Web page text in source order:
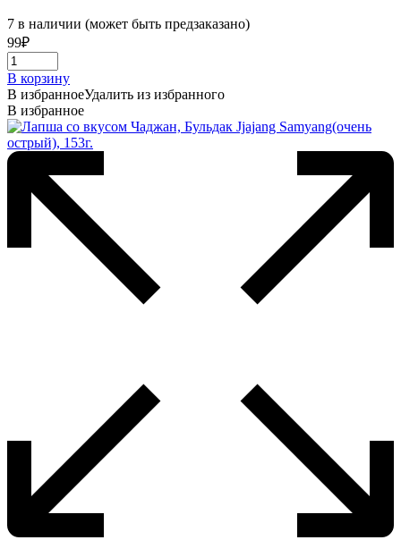
7 в наличии (может быть предзаказано)
99₽
В корзину
В избранноеУдалить из избранного
В избранное